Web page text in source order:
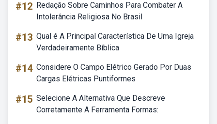
#12 Redação Sobre Caminhos Para Combater A
Intolerância Religiosa No Brasil
#13 Qual é A Principal Característica De Uma Igreja
Verdadeiramente Bíblica
#14 Considere O Campo Elétrico Gerado Por Duas
Cargas Elétricas Puntiformes
#15 Selecione A Alternativa Que Descreve
Corretamente A Ferramenta Formas: